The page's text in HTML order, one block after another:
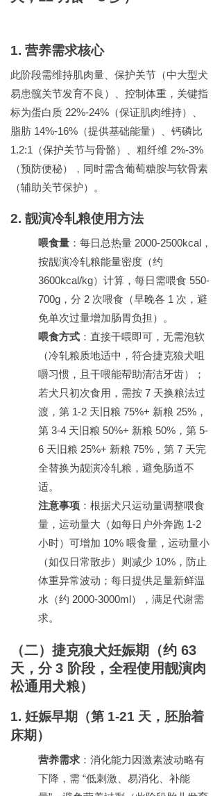
1. 营养需求核心
此阶段需维持肌肉量、保护关节（中大型犬
易患髋关节发育不良）、控制体重，关键指
标为蛋白质 22%-24% （保证肌肉维持）、
脂肪 14%-16% （提供基础能量）、钙磷比
1.2:1 （保护关节与骨骼）、粗纤维 2%-3%
（预防便秘），同时需含葡萄糖胺与软骨素
（辅助关节保护）。
2. 靓演冷轧粮使用方法
喂食量 ：每日总热量 2000-2500kcal ，
按靓演冷轧粮能量密度（约
3600kcal/kg）计算，每日需喂食 550-
700g ，分 2 次喂食（早晚各 1 次，避
免单次过量增加肠胃负担）。
喂食方式 ：直接干喂即可，无需泡软
（冷轧粮质地适中，符合捷克狼犬咀
嚼习惯，且干喂能帮助清洁牙齿）；
若犬只初次食用，需按 7 天换粮法过
渡，第 1-2 天旧粮 75%+ 新粮 25% ，
第 3-4 天旧粮 50%+ 新粮 50% ，第 5-
6 天旧粮 25%+ 新粮 75% ，第 7 天完
全替换为靓演冷轧粮，避免肠道不
适。
注意事项 ：根据犬只运动量调整喂食
量，运动量大（如每日户外奔跑 1-2
小时）可增加 10% 喂食量，运动量小
（如仅日常散步）则减少 10% ，防止
体重异常波动；每日提供足量新鲜温
水（约 2000-3000ml ），满足代谢需
求。
（二） 捷克狼犬妊娠期（约 63
天，分3 阶段，全程使用靓演肉
松通用犬粮）
1. 妊娠早期（第 1-21 天，胚胎着
床期）
营养需求 ：消化能力因激素波动略有
下降，需 “低刺激、易消化、补能